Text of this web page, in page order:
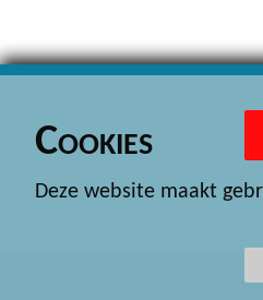
Cookies
Deze website maakt